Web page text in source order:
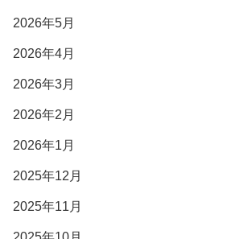
2026年5月
2026年4月
2026年3月
2026年2月
2026年1月
2025年12月
2025年11月